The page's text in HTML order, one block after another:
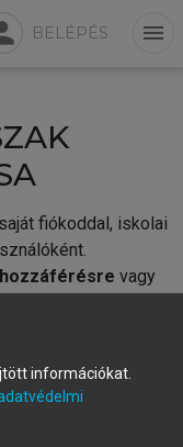
BELÉPÉS menu
fiókoddal, iskolai
vagy
új fiókot.
információkat.